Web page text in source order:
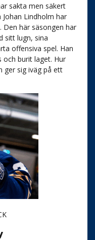
sakta men säkert
Lindholm har
Den här säsongen har
sitt lugn, sina
offensiva spel. Han
och burit laget. Hur
ger sig iväg på ett